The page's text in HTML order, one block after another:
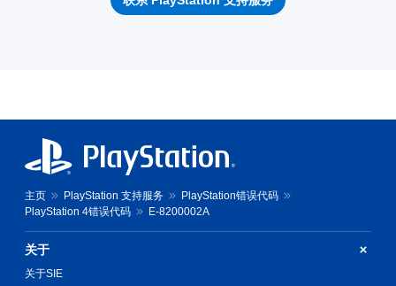
主页 PlayStation 支持服务
PlayStation错误代码
PlayStation 4错误代码
E-8200002A
关于
关于SIE